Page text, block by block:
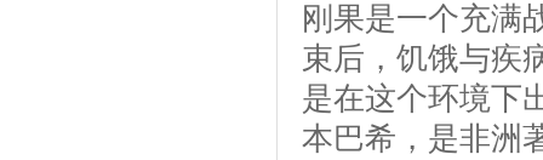
刚果是一个充满
束后，饥饿与疾
是在这个环境下
本巴希，是非洲